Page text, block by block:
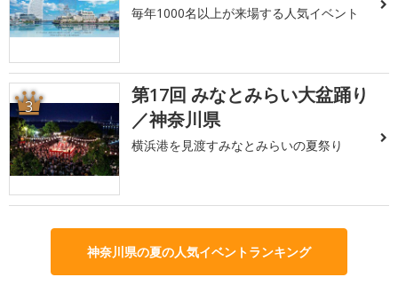
毎年1000名以上が来場する人気イベント
3
第17回 みなとみらい大盆踊り
／神奈川県
横浜港を見渡すみなとみらいの夏祭り
神奈川県の夏の人気イベントランキング